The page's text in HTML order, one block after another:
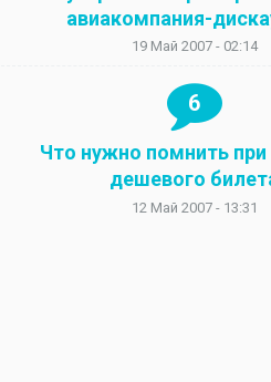
авиакомпания-
19 Май 2007 - 02:14
6
Что нужно помнить при
дешевого
12 Май 2007 - 13:31